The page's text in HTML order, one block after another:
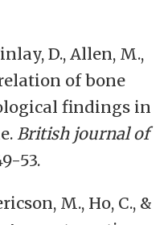
D., Allen, M.,
of bone
findings in
British journal of
53.
M., Ho, C., &